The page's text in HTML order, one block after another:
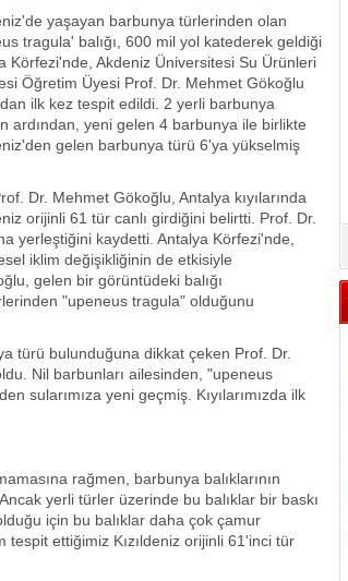
yaşayan barbunya türlerinden olan
tragula' balığı, 600 mil yol katederek geldiği
Körfezi'nde, Akdeniz Üniversitesi Su Ürünleri
Öğretim Üyesi Prof. Dr. Mehmet Gökoğlu
ilk kez tespit edildi. 2 yerli barbunya
ardından, yeni gelen 4 barbunya ile birlikte
gelen barbunya türü 6'ya yükselmiş
Dr. Mehmet Gökoğlu, Antalya kıyılarında
orijinli 61 tür canlı girdiğini belirtti. Prof. Dr.
yerleştiğini kaydetti. Antalya Körfezi'nde,
iklim değişikliğinin de etkisiyle
gelen bir görüntüdeki balığı
"upeneus tragula" olduğunu
türü bulunduğuna dikkat çeken Prof. Dr.
Nil barbunları ailesinden, "upeneus
sularımıza yeni geçmiş. Kıyılarımızda ilk
rağmen, barbunya balıklarının
yerli türler üzerinde bu balıklar bir baskı
için bu balıklar daha çok çamur
tespit ettiğimiz Kızıldeniz orijinli 61'inci tür